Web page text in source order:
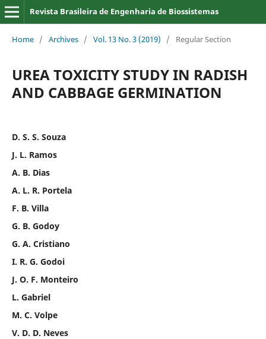
Revista Brasileira de Engenharia de Biossistemas
Home / Archives / Vol. 13 No. 3 (2019) / Regular Section
UREA TOXICITY STUDY IN RADISH
AND CABBAGE GERMINATION
D. S. S. Souza
J. L. Ramos
A. B. Dias
A. L. R. Portela
F. B. Villa
G. B. Godoy
G. A. Cristiano
I. R. G. Godoi
J. O. F. Monteiro
L. Gabriel
M. C. Volpe
V. D. D. Neves